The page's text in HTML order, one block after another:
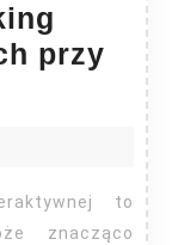
przy
znacząco